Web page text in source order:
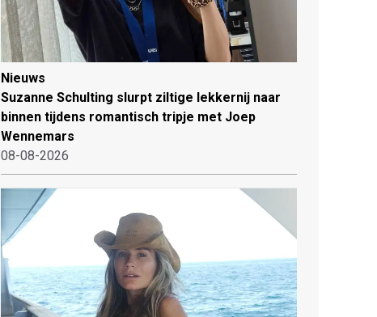
Nieuws
Suzanne Schulting slurpt ziltige lekkernij naar
binnen tijdens romantisch tripje met Joep
Wennemars
08-08-2026